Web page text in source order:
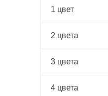
1 цвет
2 цвета
3 цвета
4 цвета